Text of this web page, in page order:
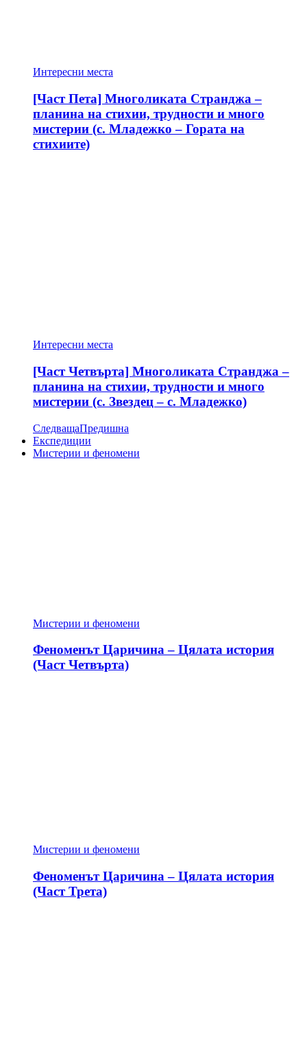
Интересни места
[Част Пета] Многоликата Странджа –
планина на стихии, трудности и много
мистерии (с. Младежко – Гората на
стихиите)
Интересни места
[Част Четвърта] Многоликата Странджа –
планина на стихии, трудности и много
мистерии (с. Звездец – с. Младежко)
СледващаПредишна
Експедиции
Мистерии и феномени
Мистерии и феномени
Феноменът Царичина – Цялата история
(Част Четвърта)
Мистерии и феномени
Феноменът Царичина – Цялата история
(Част Трета)